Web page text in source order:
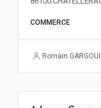
COMMERCE
Romain
88€ m²/an HT